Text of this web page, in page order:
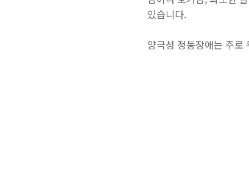
있습니다.
양극성 정동장애는 주로